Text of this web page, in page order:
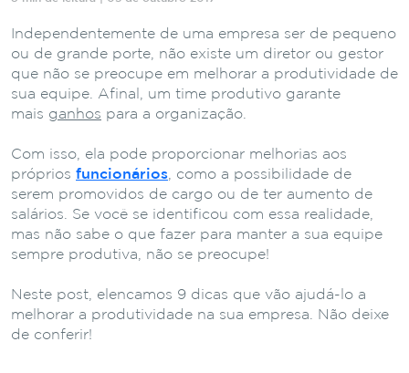
Independentemente de uma empresa ser de pequeno
ou de grande porte, não existe um diretor ou gestor
que não se preocupe em melhorar a produtividade de
sua equipe. Afinal, um time produtivo garante
mais ganhos para a organização.
Com isso, ela pode proporcionar melhorias aos
próprios funcionários , como a possibilidade de
serem promovidos de cargo ou de ter aumento de
salários. Se você se identificou com essa realidade,
mas não sabe o que fazer para manter a sua equipe
sempre produtiva, não se preocupe!
Neste post, elencamos 9 dicas que vão ajudá-lo a
melhorar a produtividade na sua empresa. Não deixe
de conferir!